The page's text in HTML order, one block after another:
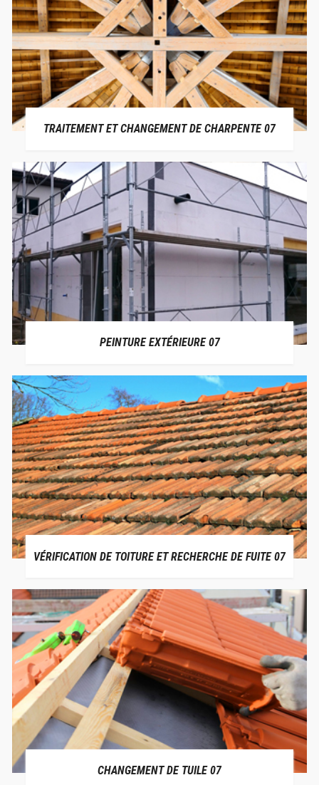
TRAITEMENT ET CHANGEMENT DE CHARPENTE 07
PEINTURE EXTÉRIEURE 07
VÉRIFICATION DE TOITURE ET RECHERCHE DE FUITE 07
CHANGEMENT DE TUILE 07